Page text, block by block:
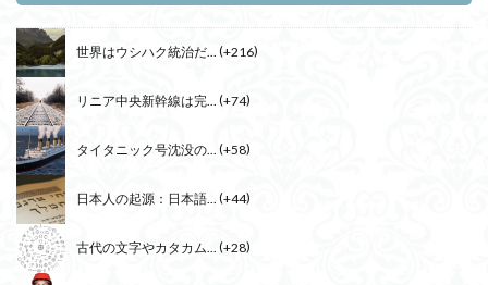
世界はウシハク統治だ... +216
リニア中央新幹線は完... +74
タイタニック号沈没の... +58
日本人の起源：日本語... +44
古代の文字やカタカム... +28